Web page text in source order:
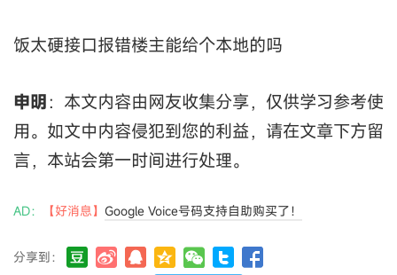
饭太硬接口报错楼主能给个本地的吗
申明：本文内容由网友收集分享，仅供学习参考使
用。如文中内容侵犯到您的利益，请在文章下方留
言，本站会第一时间进行处理。
AD： 【好消息】 Google Voice号码支持自助购买了！
分享到：